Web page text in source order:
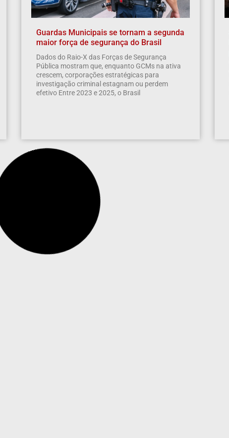
Guardas Municipais se tornam a segunda
maior força de segurança do Brasil
Dados do Raio-X das Forças de Segurança
Pública mostram que, enquanto GCMs na ativa
crescem, corporações estratégicas para
investigação criminal estagnam ou perdem
efetivo Entre 2023 e 2025, o Brasil